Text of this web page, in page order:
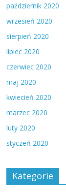
październik 2020
wrzesień 2020
sierpień 2020
lipiec 2020
czerwiec 2020
maj 2020
kwiecień 2020
marzec 2020
luty 2020
styczeń 2020
Kategorie